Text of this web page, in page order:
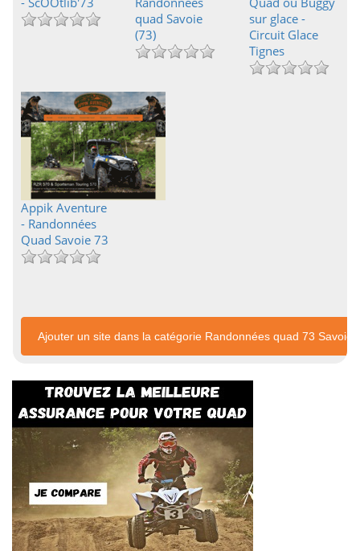
quad Savoie
(73)
sur glace -
Circuit Glace
Tignes
Appik Aventure
- Randonnées
Quad Savoie 73
Ajouter un site dans la catégorie Randonnées quad 73 Savoie